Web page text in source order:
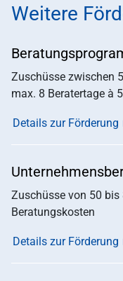
Weitere
Zuschüsse zwischen
max. 8 Beratertage à
Details zur Förderung
Zuschüsse von 50
Beratungskosten
Details zur Förderung